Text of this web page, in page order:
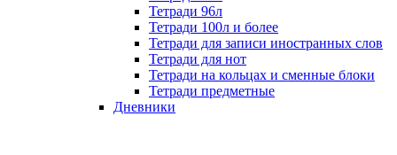
Тетради 96л
Тетради 100л и более
Тетради для записи иностранных слов
Тетради для нот
Тетради на кольцах и сменные блоки
Тетради предметные
Дневники